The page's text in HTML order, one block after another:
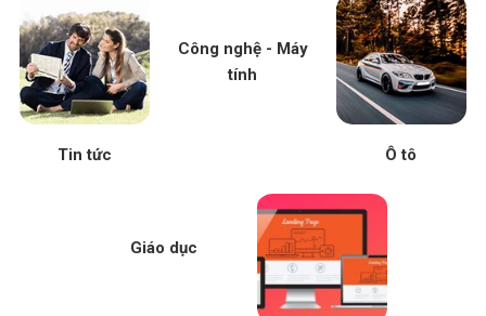
Tin tức
Công nghệ - Máy
tính
Ô tô
Giáo dục